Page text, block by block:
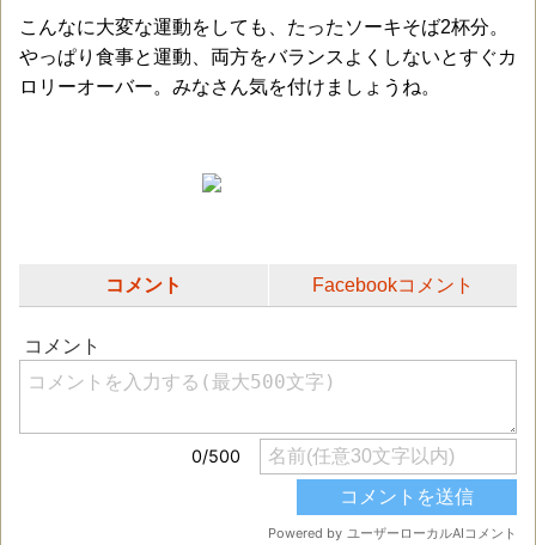
こんなに大変な運動をしても、たったソーキそば2杯分。
やっぱり食事と運動、両方をバランスよくしないとすぐカ
ロリーオーバー。みなさん気を付けましょうね。
コメント Facebookコメント